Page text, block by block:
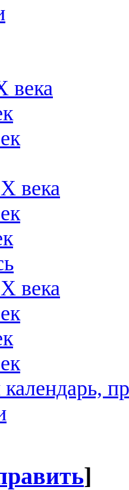
века
века
века
]